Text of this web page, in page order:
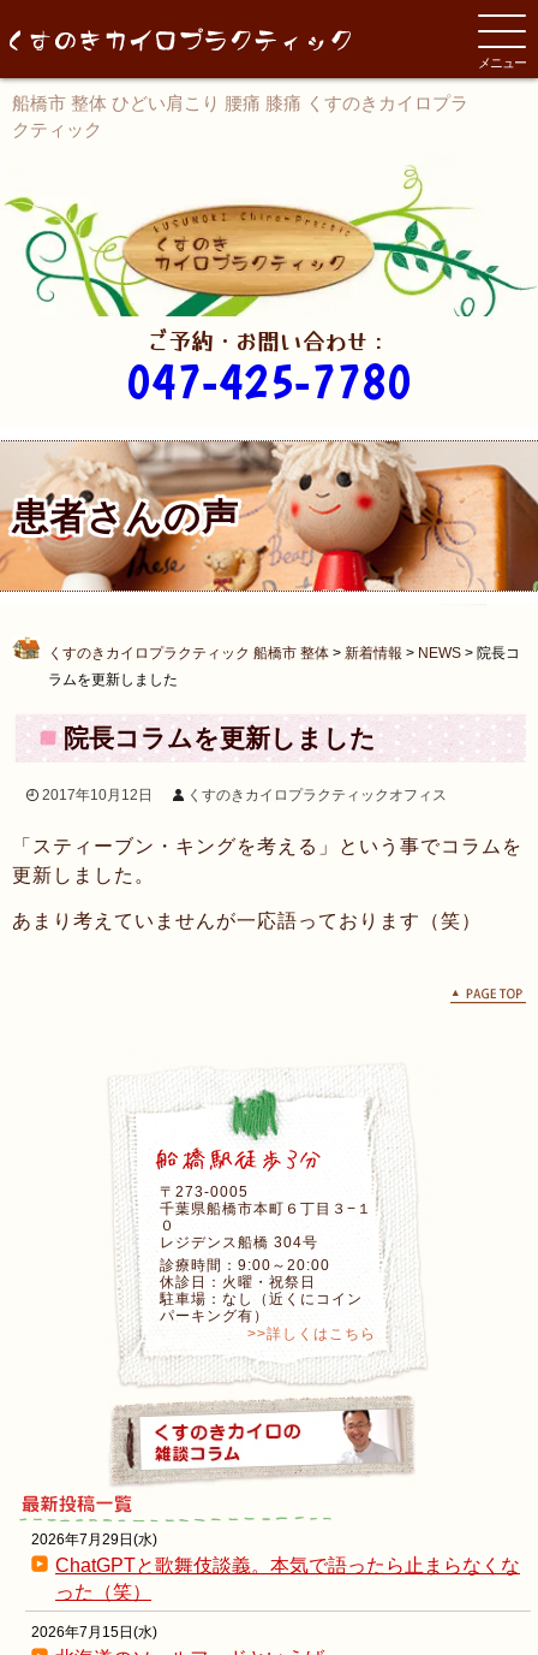
船橋市 整体 ひどい肩こり 腰痛 膝痛 くすのきカイロプラ
クティック
ご予約・お問い合わせ：
047-425-7780
患者さんの声
くすのきカイロプラクティック 船橋市 整体 > 新着情報 > NEWS > 院長コ
ラムを更新しました
院長コラムを更新しました
2017年10月12日 くすのきカイロプラクティックオフィス
「スティーブン・キングを考える」という事でコラムを
更新しました。
あまり考えていませんが一応語っております（笑）
〒273-0005
千葉県船橋市本町６丁目３−１
０
レジデンス船橋 304号
診療時間：9:00～20:00
休診日：火曜・祝祭日
駐車場：なし（近くにコイン
パーキング有）
>>詳しくはこちら
2026年7月29日(水)
ChatGPTと歌舞伎談義。本気で語ったら止まらなくな
った（笑）
2026年7月15日(水)
メニュー